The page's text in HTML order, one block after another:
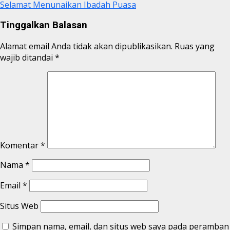
Selamat Menunaikan Ibadah Puasa
Tinggalkan Balasan
Alamat email Anda tidak akan dipublikasikan. Ruas yang
wajib ditandai *
Komentar*
Nama *
Email *
Situs Web
Simpan nama, email, dan situs web saya pada peramban